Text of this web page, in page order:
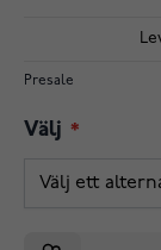
Presale
Välj